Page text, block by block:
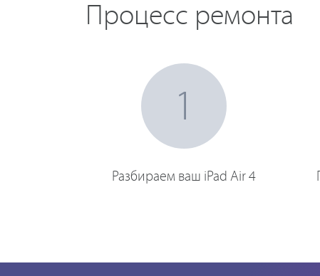
Процесс ремонта
1
Разбираем ваш iPad Air 4